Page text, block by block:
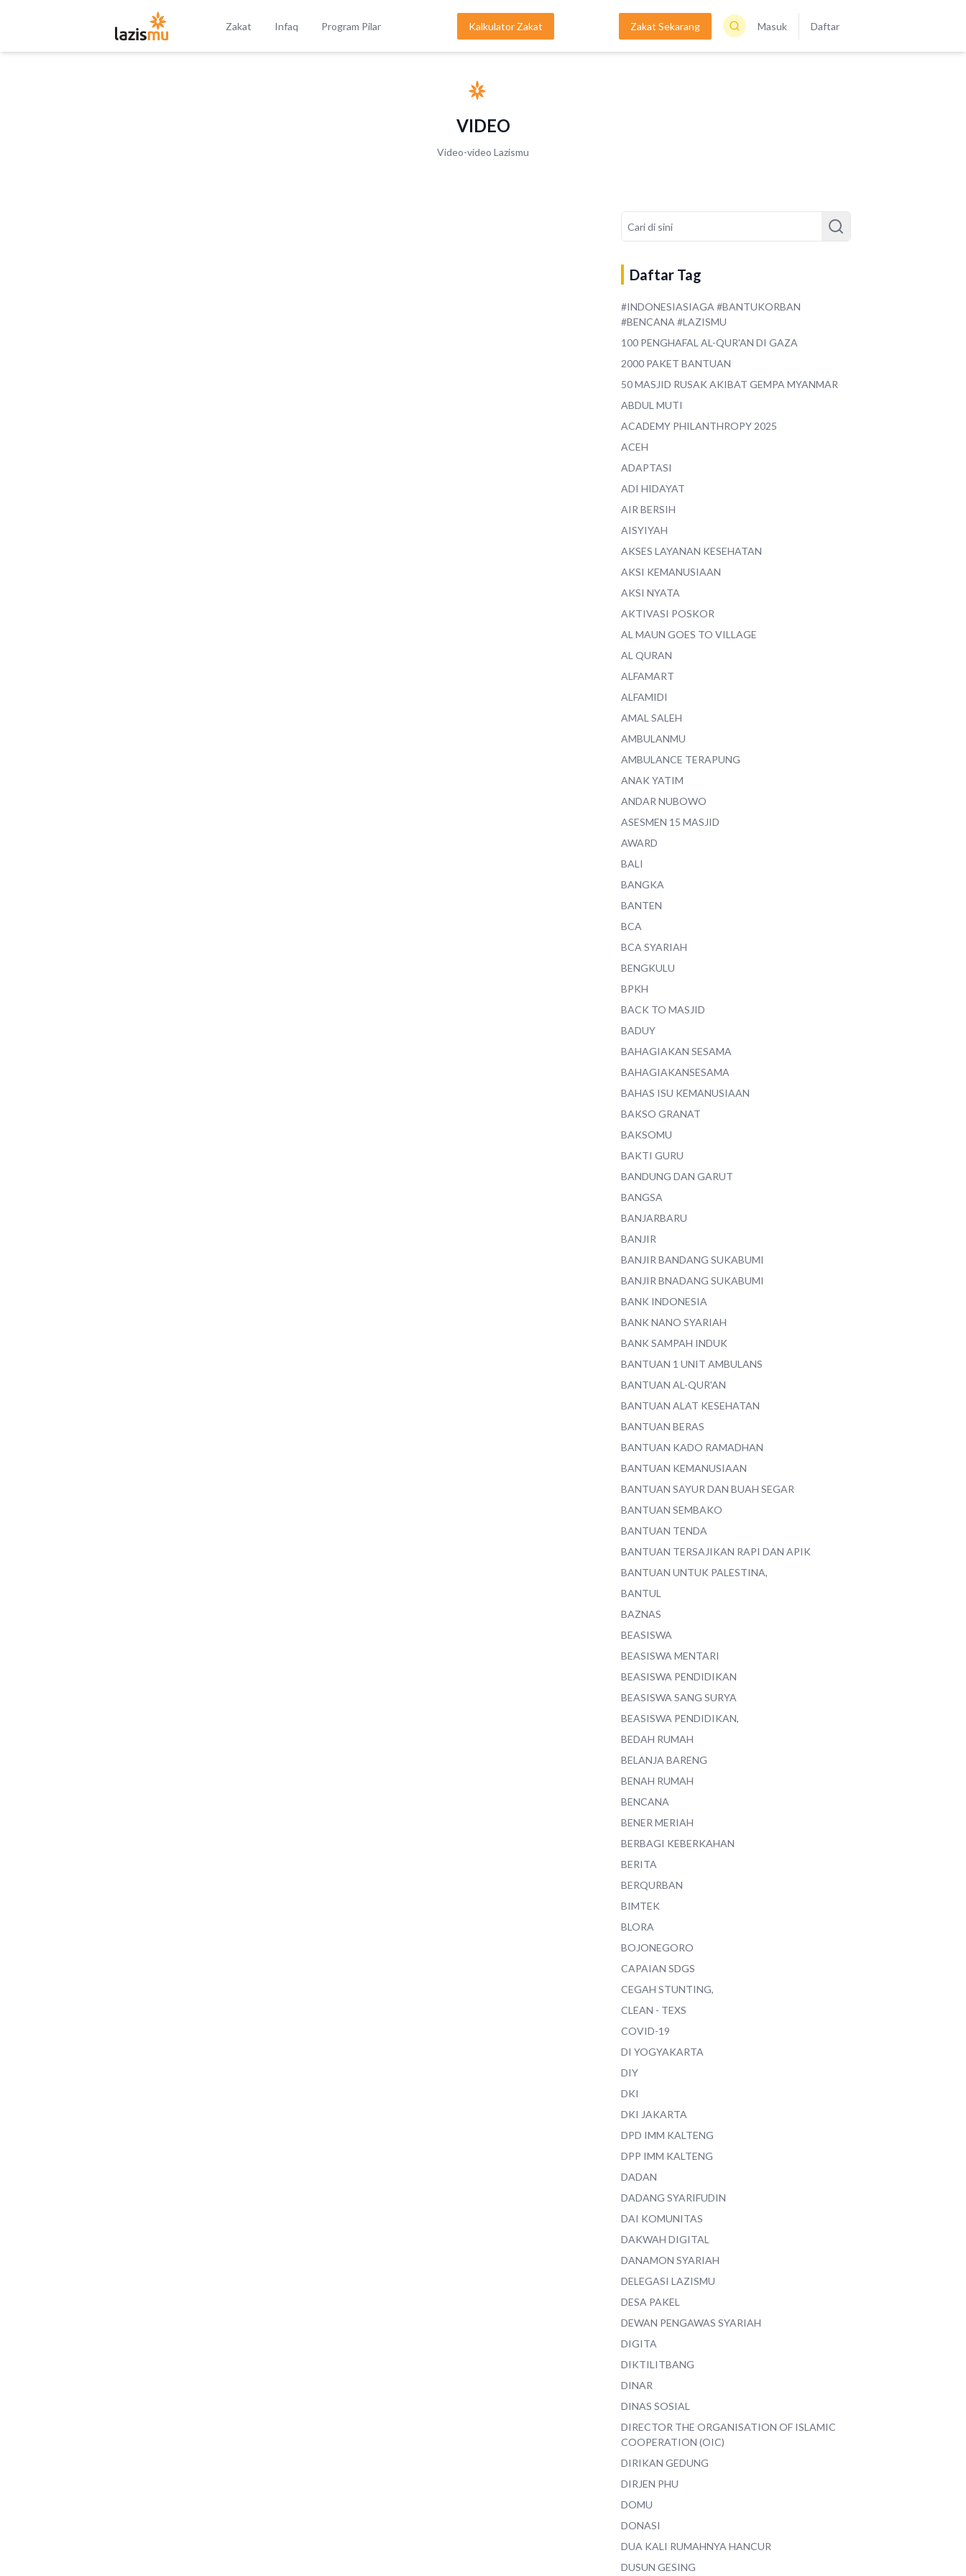
Zakat Infaq Program Pilar Kalkulator Zakat Zakat Sekarang Masuk Daftar
VIDEO
Video-video Lazismu
Daftar Tag
#INDONESIASIAGA #BANTUKORBAN
#BENCANA #LAZISMU
100 PENGHAFAL AL-QUR'AN DI GAZA
2000 PAKET BANTUAN
50 MASJID RUSAK AKIBAT GEMPA MYANMAR
ABDUL MUTI
ACADEMY PHILANTHROPY 2025
ACEH
ADAPTASI
ADI HIDAYAT
AIR BERSIH
AISYIYAH
AKSES LAYANAN KESEHATAN
AKSI KEMANUSIAAN
AKSI NYATA
AKTIVASI POSKOR
AL MAUN GOES TO VILLAGE
AL QURAN
ALFAMART
ALFAMIDI
AMAL SALEH
AMBULANMU
AMBULANCE TERAPUNG
ANAK YATIM
ANDAR NUBOWO
ASESMEN 15 MASJID
AWARD
BALI
BANGKA
BANTEN
BCA
BCA SYARIAH
BENGKULU
BPKH
BACK TO MASJID
BADUY
BAHAGIAKAN SESAMA
BAHAGIAKANSESAMA
BAHAS ISU KEMANUSIAAN
BAKSO GRANAT
BAKSOMU
BAKTI GURU
BANDUNG DAN GARUT
BANGSA
BANJARBARU
BANJIR
BANJIR BANDANG SUKABUMI
BANJIR BNADANG SUKABUMI
BANK INDONESIA
BANK NANO SYARIAH
BANK SAMPAH INDUK
BANTUAN 1 UNIT AMBULANS
BANTUAN AL-QUR'AN
BANTUAN ALAT KESEHATAN
BANTUAN BERAS
BANTUAN KADO RAMADHAN
BANTUAN KEMANUSIAAN
BANTUAN SAYUR DAN BUAH SEGAR
BANTUAN SEMBAKO
BANTUAN TENDA
BANTUAN TERSAJIKAN RAPI DAN APIK
BANTUAN UNTUK PALESTINA,
BANTUL
BAZNAS
BEASISWA
BEASISWA MENTARI
BEASISWA PENDIDIKAN
BEASISWA SANG SURYA
BEASISWA PENDIDIKAN,
BEDAH RUMAH
BELANJA BARENG
BENAH RUMAH
BENCANA
BENER MERIAH
BERBAGI KEBERKAHAN
BERITA
BERQURBAN
BIMTEK
BLORA
BOJONEGORO
CAPAIAN SDGS
CEGAH STUNTING,
CLEAN - TEXS
COVID-19
DI YOGYAKARTA
DIY
DKI
DKI JAKARTA
DPD IMM KALTENG
DPP IMM KALTENG
DADAN
DADANG SYARIFUDIN
DAI KOMUNITAS
DAKWAH DIGITAL
DANAMON SYARIAH
DELEGASI LAZISMU
DESA PAKEL
DEWAN PENGAWAS SYARIAH
DIGITA
DIKTILITBANG
DINAR
DINAS SOSIAL
DIRECTOR THE ORGANISATION OF ISLAMIC
COOPERATION (OIC)
DIRIKAN GEDUNG
DIRJEN PHU
DOMU
DONASI
DUA KALI RUMAHNYA HANCUR
DUSUN GESING